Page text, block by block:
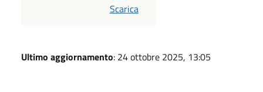
PDF
Scarica
Ultimo aggiornamento: 24 ottobre 2025, 13:05